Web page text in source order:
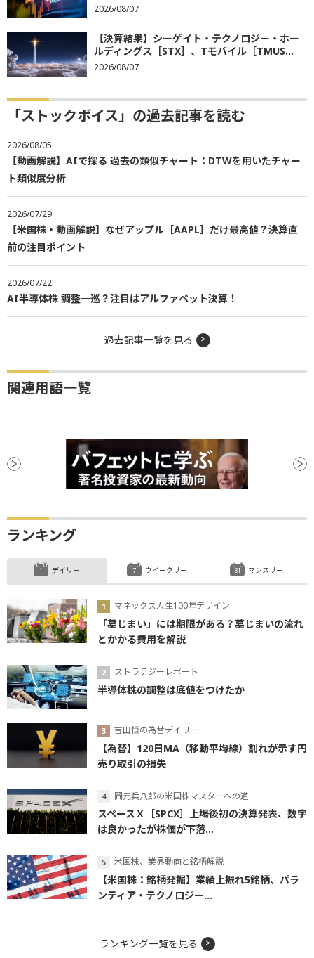
2026/08/07
【決算結果】シーゲイト・テクノロジー・ホー
ルディングス［STX］、Tモバイル［TMUS...
2026/08/07
「ストックボイス」の過去記事を読む
2026/08/05
【動画解説】AIで探る 過去の類似チャート：DTWを用いたチャー
ト類似度分析
2026/07/29
【米国株・動画解説】なぜアップル［AAPL］だけ最高値？決算直
前の注目ポイント
2026/07/22
AI半導体株 調整一巡？注目はアルファベット決算！
過去記事一覧を見る
関連用語一覧
ランキング
デイリー
マネックス人生100年デザイン
「墓じまい」には期限がある？墓じまいの流れ
とかかる費用を解説
ストラテジーレポート
半導体株の調整は底値をつけたか
吉田恒の為替デイリー
【為替】120日MA（移動平均線）割れが示す円
売り取引の損失
岡元兵八郎の米国株マスターへの道
スペースＸ［SPCX］上場後初の決算発表、数字
は良かったが株価が下落...
米国株、業界動向と銘柄解説
【米国株：銘柄発掘】業績上振れ5銘柄、パラ
ンティア・テクノロジー...
ウイークリー マンスリー
ランキング一覧を見る